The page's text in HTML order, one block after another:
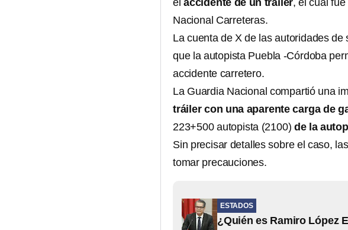
el accidente de un tráiler, el cual
Nacional Carreteras.
La cuenta de X de las autoridades de
que la autopista Puebla -Córdoba
accidente carretero.
La Guardia Nacional compartió una
tráiler con una aparente carga de
223+500 autopista (2100) de la
Sin precisar detalles sobre el caso,
tomar precauciones.
ESTADOS
¿Quién es Ramiro López